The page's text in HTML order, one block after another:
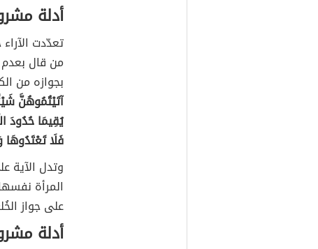
أدلة
تعدّدت
من قال بعدم
بجوازه من
آتَيْتُمُوهُنَّ
يُقِيمَا حُدُودَ
فَلَا
وتدل الآية
المرأة
على جواز
أدلة